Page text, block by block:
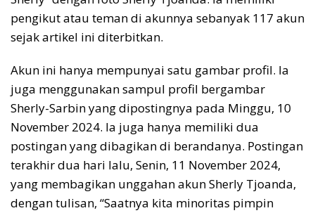
pengikut atau teman di akunnya sebanyak 117 akun
sejak artikel ini diterbitkan.
Akun ini hanya mempunyai satu gambar profil. Ia
juga menggunakan sampul profil bergambar
Sherly-Sarbin yang dipostingnya pada Minggu, 10
November 2024. Ia juga hanya memiliki dua
postingan yang dibagikan di berandanya. Postingan
terakhir dua hari lalu, Senin, 11 November 2024,
yang membagikan unggahan akun Sherly Tjoanda,
dengan tulisan, “Saatnya kita minoritas pimpin